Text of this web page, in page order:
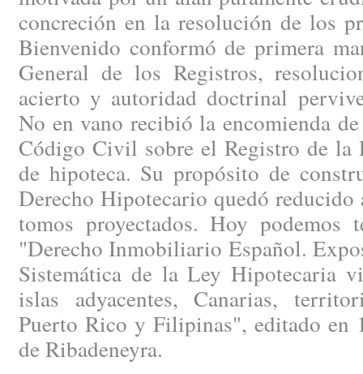
concreción en la resolución de los
Bienvenido conformó de primera
General de los Registros,
acierto y autoridad doctrinal
No en vano recibió la encomienda
Código Civil sobre el Registro de la
de hipoteca. Su propósito de
Derecho Hipotecario quedó
tomos proyectados. Hoy podemos
"Derecho Inmobiliario Español.
Sistemática de la Ley Hipotecaria
islas adyacentes, Canarias,
Puerto Rico y Filipinas", editado en
de Ribadeneyra.